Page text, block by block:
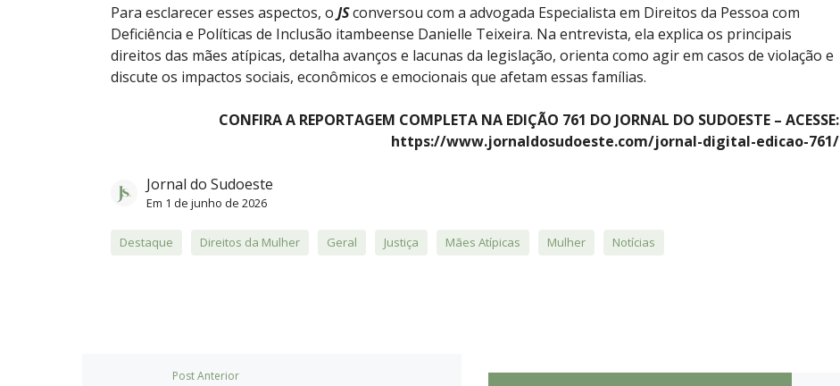
Para esclarecer esses aspectos, o JSconversou com a advogada Especialista em Direitos da Pessoa com
Deficiência e Políticas de Inclusão itambeense Danielle Teixeira. Na entrevista, ela explica os principais
direitos das mães atípicas, detalha avanços e lacunas da legislação, orienta como agir em casos de violação e
discute os impactos sociais, econômicos e emocionais que afetam essas famílias.
CONFIRA A REPORTAGEM COMPLETA NA EDIÇÃO 761 DO JORNAL DO SUDOESTE – ACESSE:
https://www.jornaldosudoeste.com/jornal-digital-edicao-761/
Jornal do Sudoeste
Em 1 de junho de 2026
Destaque Direitos da Mulher Geral Justiça Mães Atípicas Mulher Notícias
Post Anterior